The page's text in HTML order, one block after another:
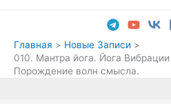
Главная
Новые Записи
010. Мантра йога. Йога
Порождение волн смысла.